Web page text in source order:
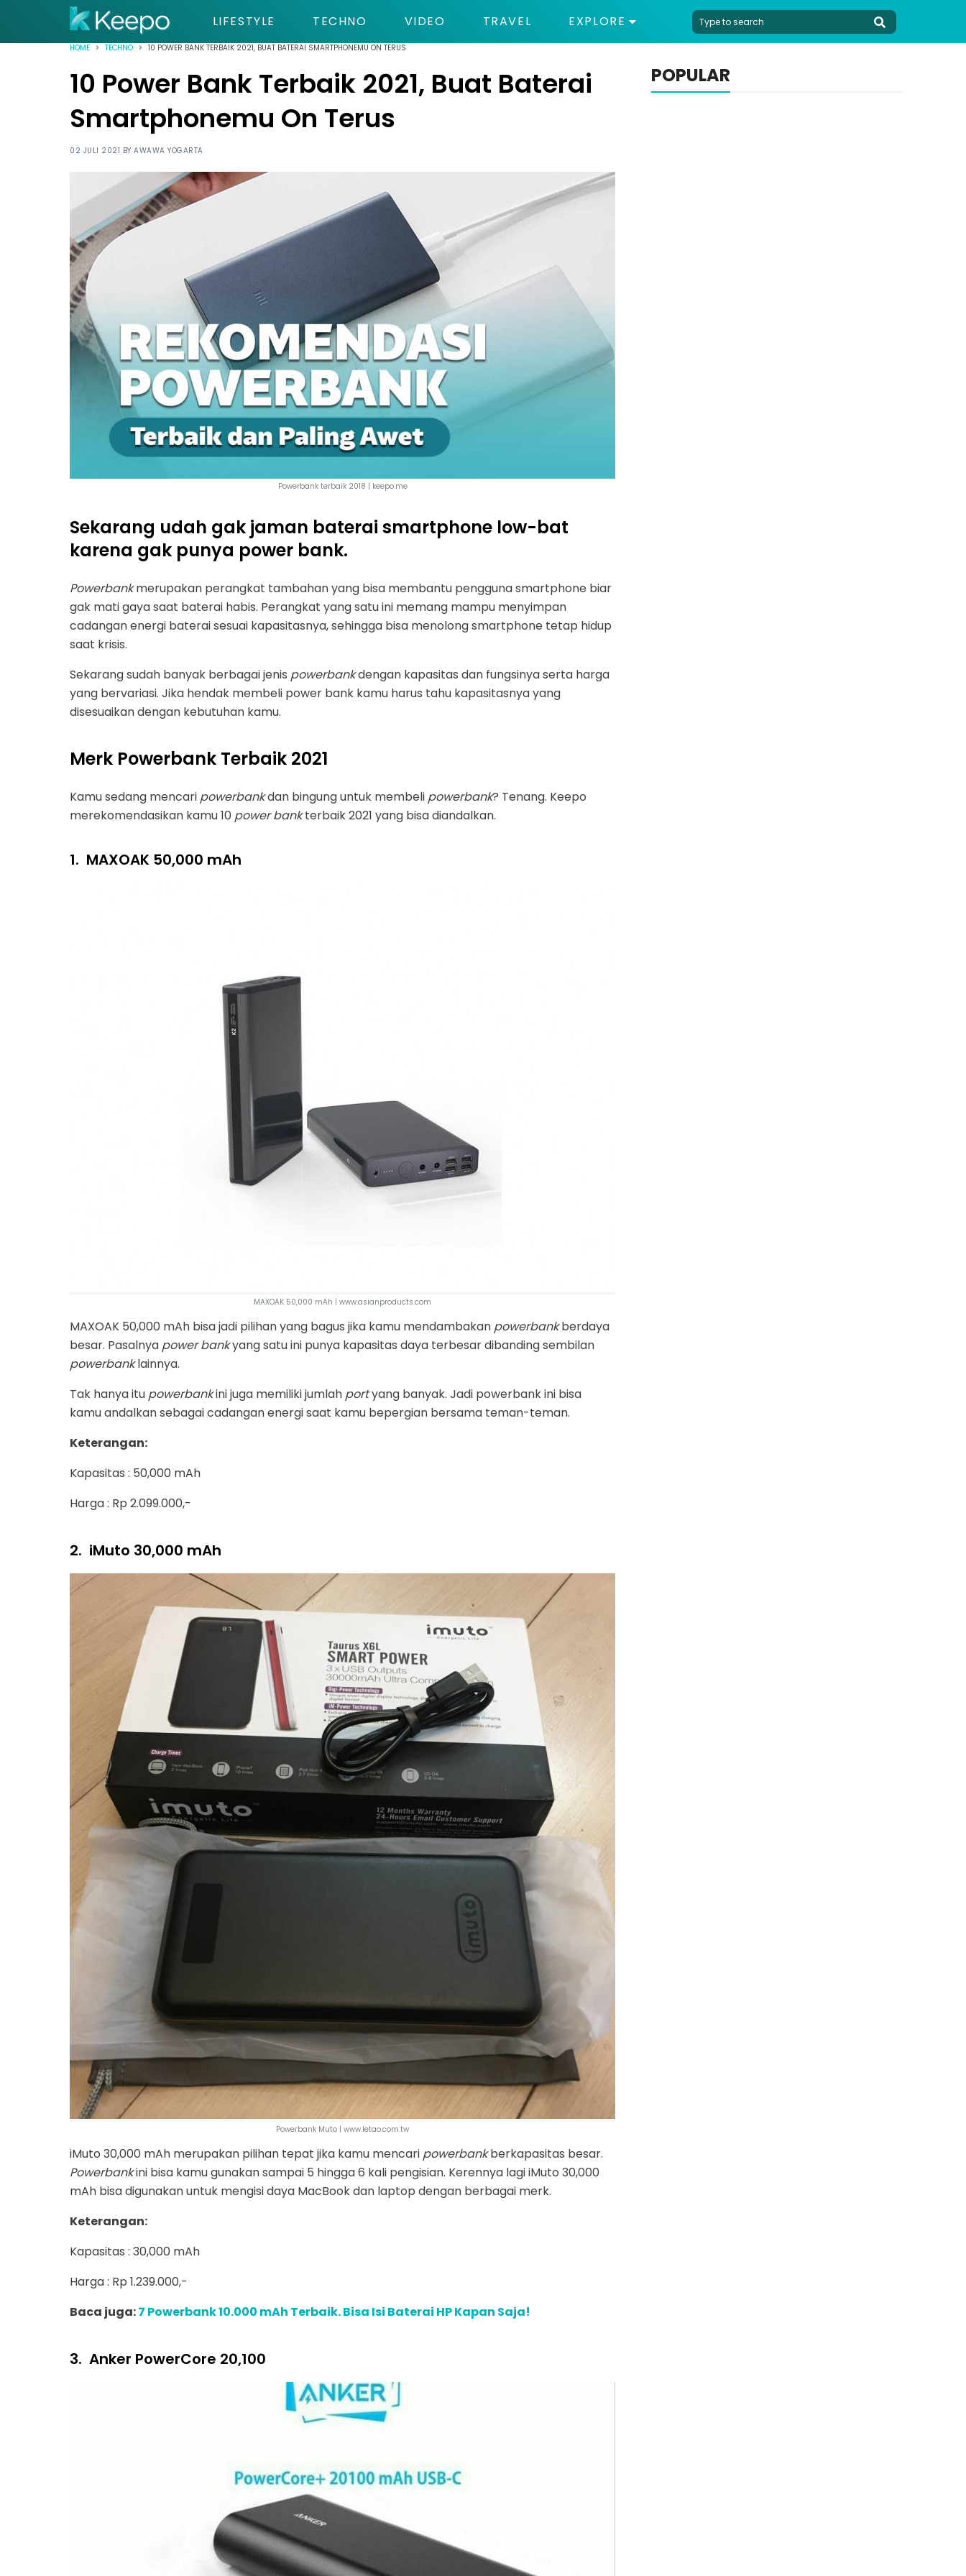
LIFESTYLE TECHNO VIDEO TRAVEL EXPLORE
HOME TECHNO 10 POWER BANK TERBAIK 2021, BUAT BATERAI SMARTPHONEMU ON TERUS
10 Power Bank Terbaik 2021, Buat Baterai
Smartphonemu On Terus
02 JULI 2021 BY AWAWA YOGARTA
Powerbank terbaik 2018 | keepo.me
Sekarang udah gak jaman baterai smartphone low-bat
karena gak punya power bank.
Powerbankmerupakan perangkat tambahan yang bisa membantu pengguna smartphone biar
gak mati gaya saat baterai habis. Perangkat yang satu ini memang mampu menyimpan
cadangan energi baterai sesuai kapasitasnya, sehingga bisa menolong smartphone tetap hidup
saat krisis.
Sekarang sudah banyak berbagai jenis powerbankdengan kapasitas dan fungsinya serta harga
yang bervariasi. Jika hendak membeli power bank kamu harus tahu kapasitasnya yang
disesuaikan dengan kebutuhan kamu.
Merk Powerbank Terbaik 2021
Kamu sedang mencari powerbankdan bingung untuk membeli powerbank? Tenang. Keepo
merekomendasikan kamu 10 power bankterbaik 2021 yang bisa diandalkan.
1. MAXOAK 50,000 mAh
MAXOAK 50,000 mAh | www.asianproducts.com
MAXOAK 50,000 mAh bisa jadi pilihan yang bagus jika kamu mendambakan powerbankberdaya
besar. Pasalnya power bankyang satu ini punya kapasitas daya terbesar dibanding sembilan
powerbanklainnya.
Tak hanya itu powerbankini juga memiliki jumlah portyang banyak. Jadi powerbank ini bisa
kamu andalkan sebagai cadangan energi saat kamu bepergian bersama teman-teman.
Keterangan:
Kapasitas : 50,000 mAh
Harga : Rp 2.099.000,-
2. iMuto 30,000 mAh
Powerbank Muto | www.letao.com.tw
iMuto 30,000 mAh merupakan pilihan tepat jika kamu mencari powerbankberkapasitas besar.
Powerbankini bisa kamu gunakan sampai 5 hingga 6 kali pengisian. Kerennya lagi iMuto 30,000
mAh bisa digunakan untuk mengisi daya MacBook dan laptop dengan berbagai merk.
Keterangan:
Kapasitas : 30,000 mAh
Harga : Rp 1.239.000,-
Baca juga:7 Powerbank 10.000 mAh Terbaik. Bisa Isi Baterai HP Kapan Saja!
3. Anker PowerCore 20,100
POPULAR